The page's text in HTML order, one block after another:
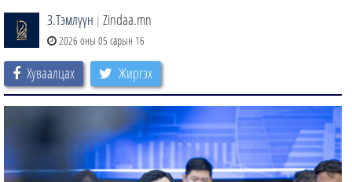
З.Тэмлүүн | Zindaa.mn
2026 оны 05 сарын 16
Хуваалцах Жиргэх